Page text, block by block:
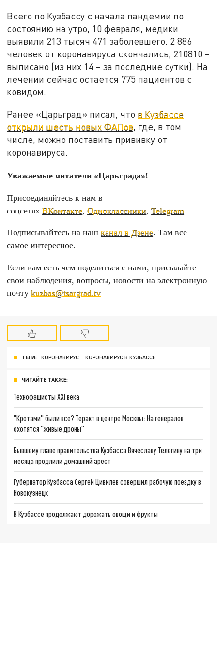
Всего по Кузбассу с начала пандемии по
состоянию на утро, 10 февраля, медики
выявили 213 тысяч 471 заболевшего. 2 886
человек от коронавируса скончались, 210810 –
выписано (из них 14 – за последние сутки). На
лечении сейчас остается 775 пациентов с
ковидом.
Ранее «Царьград» писал, что в Кузбассе
открыли шесть новых ФАПов, где, в том
числе, можно поставить прививку от
коронавируса.
Уважаемые читатели «Царьграда»!
Присоединяйтесь к нам в
соцсетяхВКонтакте,Одноклассники,Telegram.
Подписывайтесь на нашканал в Дзене. Там все
самое интересное.
Если вам есть чем поделиться с нами, присылайте
свои наблюдения, вопросы, новости на электронную
почтуkuzbas@tsargrad.tv
ТЕГИ: КОРОНАВИРУС КОРОНАВИРУС В КУЗБАССЕ
ЧИТАЙТЕ ТАКЖЕ:
Технофашисты XXI века
"Кротами" были все? Теракт в центре Москвы: На генералов
охотятся "живые дроны"
Бывшему главе правительства Кузбасса Вячеславу Телегину на три
месяца продлили домашний арест
Губернатор Кузбасса Сергей Цивилев совершил рабочую поездку в
Новокузнецк
В Кузбассе продолжают дорожать овощи и фрукты